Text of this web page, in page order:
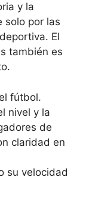
y la
solo por las
El
también es
fútbol.
nivel y la
de
claridad en
su velocidad